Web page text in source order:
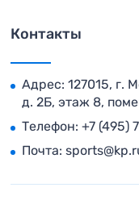
Контакты
Адрес: 127015, г.
д. 2Б, этаж 8,
Телефон: +7 (495)
Почта: